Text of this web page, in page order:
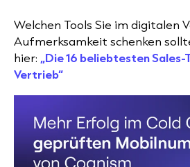
Welchen Tools Sie im digitalen
Aufmerksamkeit schenken
hier: „Die 16 beliebtesten
Vertrieb“